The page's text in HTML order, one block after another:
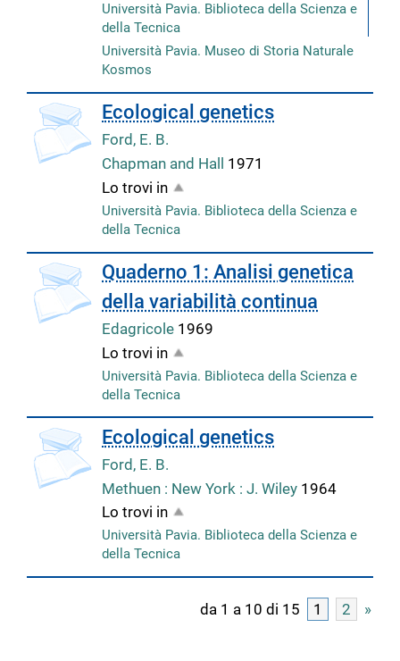
Università Pavia. Biblioteca della Scienza e
della Tecnica
Università Pavia. Museo di Storia Naturale
Kosmos
Ecological genetics
Ford, E. B.
Chapman and Hall 1971
Lo trovi in
Università Pavia. Biblioteca della Scienza e
della Tecnica
copertina
Quaderno 1: Analisi genetica
della variabilità continua
Edagricole 1969
Lo trovi in
Università Pavia. Biblioteca della Scienza e
della Tecnica
copertina Ecological genetics
Ford, E. B.
Methuen : New York : J. Wiley 1964
Lo trovi in
Università Pavia. Biblioteca della Scienza e
della Tecnica
da 1 a 10 di 15 1 2 »